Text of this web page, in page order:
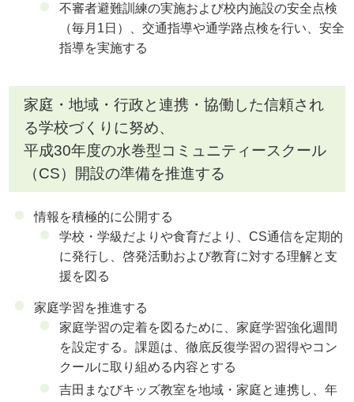
不審者避難訓練の実施および校内施設の安全点検
（毎月1日）、交通指導や通学路点検を行い、安全
指導を実施する
家庭・地域・行政と連携・協働した信頼され
る学校づくりに努め、
平成30年度の水巻型コミュニティースクール
（CS）開設の準備を推進する
情報を積極的に公開する
学校・学級だよりや食育だより、CS通信を定期的
に発行し、啓発活動および教育に対する理解と支
援を図る
家庭学習を推進する
家庭学習の定着を図るために、家庭学習強化週間
を設定する。課題は、徹底反復学習の習得やコン
クールに取り組める内容とする
吉田まなびキッズ教室を地域・家庭と連携し、年